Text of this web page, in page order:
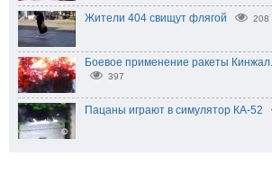
Жители 404 свищут флягой 208
Боевое применение ракеты
397
Пацаны играют в симулятор КА-52